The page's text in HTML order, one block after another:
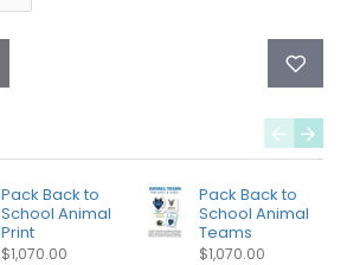
Pack Back to
School Animal
Print
$1,070.00
Pack Back to
School Animal
Teams
$1,070.00